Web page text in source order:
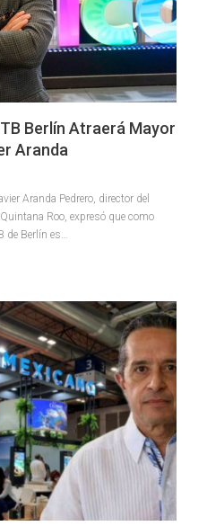
Berlín Atraerá Mayor
Aranda
Aranda Pedrero, director del
Roo, expresó que como
de Berlín es…